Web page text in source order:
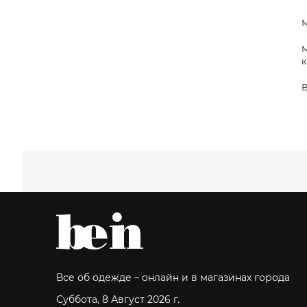
Все об одежде – онлайн и в магазинах города
Суббота, 8 Август 2026 г.